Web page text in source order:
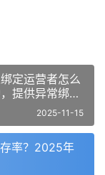
定运营者怎么
提供异常绑定
2025-11-15
率？2025年